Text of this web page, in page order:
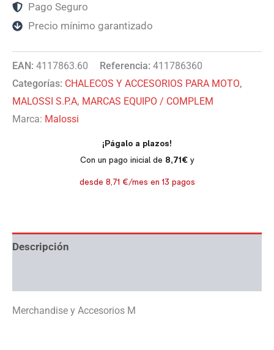
Pago Seguro
Precio mínimo garantizado
EAN: 4117863.60 Referencia: 411786360
Categorías: CHALECOS Y ACCESORIOS PARA MOTO,
MALOSSI S.P.A, MARCAS EQUIPO / COMPLEM
Marca: Malossi
Descripción
Merchandise y Accesorios M